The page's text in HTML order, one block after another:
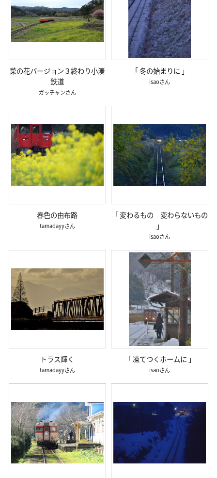
菜の花バージョン３終わり小湊
鉄道
ガッチャン
「 冬の始まりに 」
isao
春色の由布路
tamadayy
「 変わるもの 変わらないもの
」
isao
トラス輝く
tamadayy
「 凍てつくホームに 」
isao